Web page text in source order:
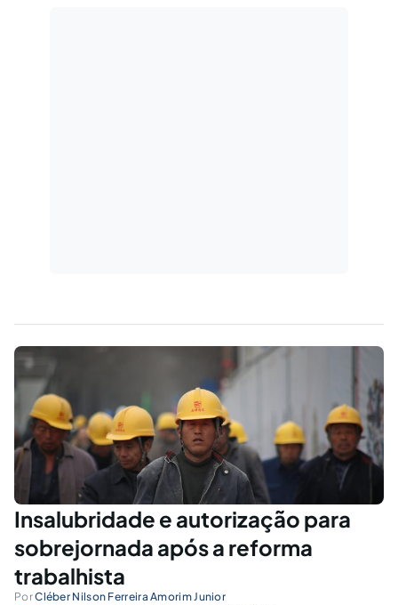
Insalubridade e autorização para
sobrejornada após a reforma
trabalhista
PorCléber Nilson Ferreira Amorim Junior